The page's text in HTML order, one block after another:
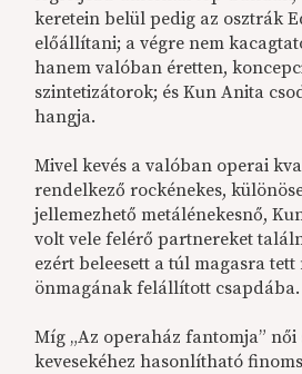
keretein belül pedig az osztrák
előállítani; a végre nem
hanem valóban éretten,
szintetizátorok; és Kun Anita
hangja.
Mivel kevés a valóban operai
rendelkező rockénekes,
jellemezhető metálénekesnő,
volt vele felérő partnereket
ezért beleesett a túl magasra tett
önmagának felállított csapdába.
Míg „Az operaház fantomja”
kevesekéhez hasonlítható